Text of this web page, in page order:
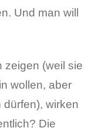
Und man will
zeigen (weil sie
wollen, aber
dürfen), wirken
Die